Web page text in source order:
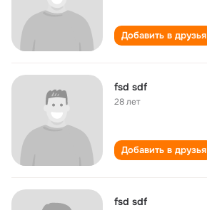
Добавить в друзья
fsd sdf
28 лет
Добавить в друзья
fsd sdf